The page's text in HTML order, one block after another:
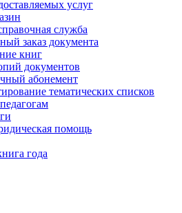
услуг
служба
заказ документа
книг
документов
абонемент
тематических списков
помощь
года